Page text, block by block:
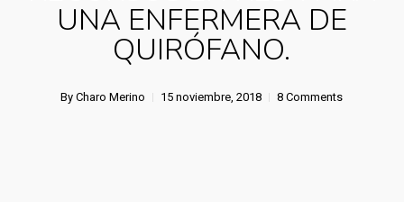
UNA ENFERMERA DE
QUIRÓFANO.
By Charo Merino 15 noviembre, 2018 8 Comments